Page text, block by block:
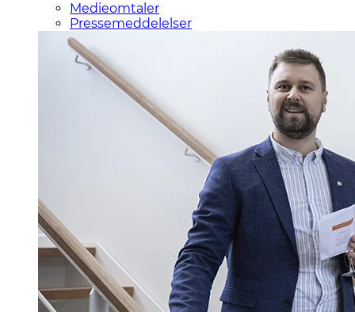
Medieomtaler
Pressemeddelelser